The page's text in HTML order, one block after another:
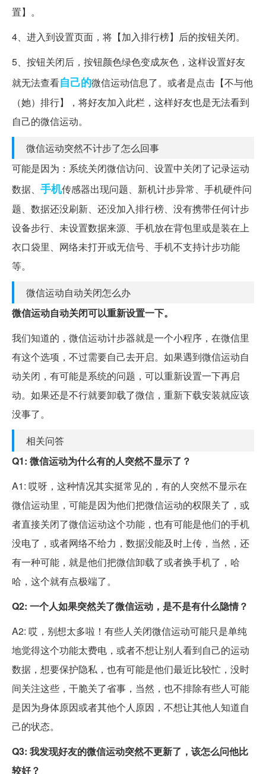
置】。
4、进入到设置页面，将【加入排行榜】后的按钮关闭。
5、按钮关闭后，按钮颜色绿色变成灰色，这样设置好友
就无法查看自己的微信运动信息了。或者是点击【不与他
（她）排行】，将好友加入此栏，这样好友也是无法看到
自己的微信运动。
微信运动突然不计步了怎么回事
可能是因为：系统关闭微信访问、设置中关闭了记录运动
数据、 手机传感器出现问题、新机计步异常、手机硬件问
题、数据还没刷新、还没加入排行榜、没有携带任何计步
设备步行、未设置数据来源、手机放在背包里或是装在上
衣口袋里、网络未打开或无信号、手机不支持计步功能
等。
微信运动自动关闭怎么办
微信运动自动关闭可以重新设置一下。
我们知道的，微信运动计步器就是一个小程序，在微信里
有这个选项，不过需要自己去开启。如果遇到微信运动自
动关闭，有可能是系统的问题，可以重新设置一下再启
动。如果还是不行就要卸载了微信，重新下载安装就应该
没事了。
相关问答
Q1: 微信运动为什么有的人突然不显示了？
A1: 哎呀，这种情况其实挺常见的，有的人突然不显示在
微信运动里，可能是因为他们把微信运动的权限关了，或
者直接关闭了微信运动这个功能，也有可能是他们的手机
没电了，或者网络不给力，数据没能及时上传，当然，还
有一种可能，就是他们把微信卸载了或者换手机了，哈
哈，这个就有点极端了。
Q2: 一个人如果突然关了微信运动，是不是有什么隐情？
A2: 哎，别想太多啦！有些人关闭微信运动可能只是单纯
地觉得这个功能太费电，或者不想让别人看到自己的运动
数据，想要保护隐私，也有可能是他们最近比较忙，没时
间关注这些，干脆关了省事，当然，也不排除有些人可能
是因为身体原因或者其他个人原因，不想让其他人知道自
己的状态。
Q3: 我发现好友的微信运动突然不更新了，该怎么问他比
较好？